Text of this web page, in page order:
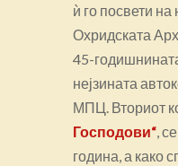
ѝ го посвети
Охридската
45-
нејзината
МПЦ. Вториот
Господови“,
година, а како